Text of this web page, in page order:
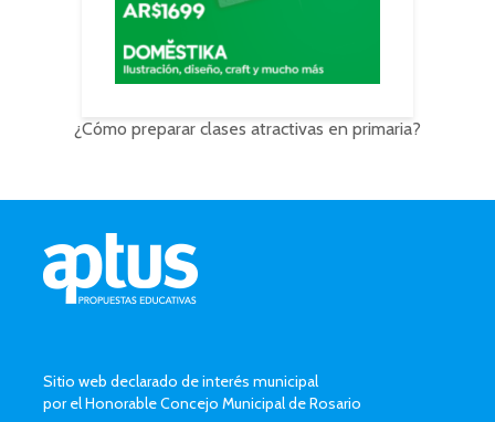
¿Cómo preparar clases atractivas en primaria?
Sitio web declarado de interés municipal
por el Honorable Concejo Municipal de Rosario